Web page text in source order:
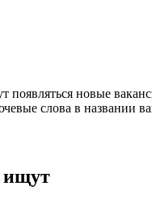
появляться новые
слова в названии
ищут